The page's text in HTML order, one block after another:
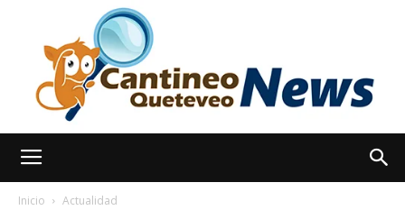
Inicio Actualidad